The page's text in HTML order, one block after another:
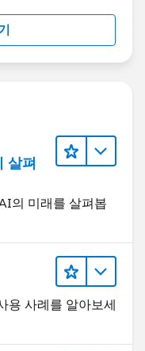
살펴
의 미래를 살펴봅
용 사례를 알아보세